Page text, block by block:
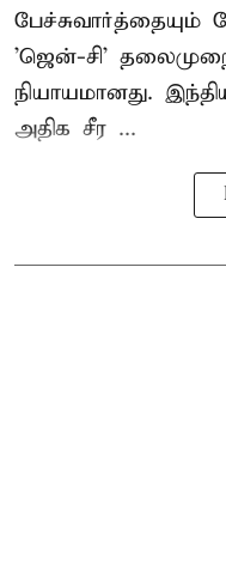
பேச்சுவார்த்தையும்
'ஜென்-சி'
நியாயமானது.
அதிக சீர ...